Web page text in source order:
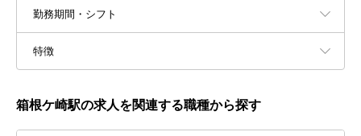
勤務期間・シフト
特徴
箱根ケ崎駅の求人を関連する職種から探す